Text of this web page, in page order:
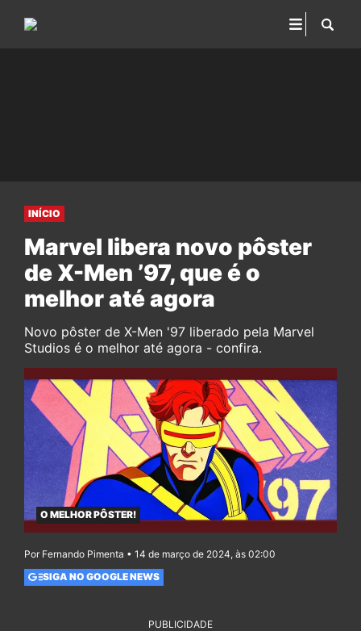
INÍCIO
Marvel libera novo pôster
de X-Men ’97, que é o
melhor até agora
Novo pôster de X-Men '97 liberado pela Marvel
Studios é o melhor até agora - confira.
O MELHOR PÔSTER!
Por Fernando Pimenta • 14 de março de 2024, às 02:00
SIGA NO GOOGLE NEWS
PUBLICIDADE